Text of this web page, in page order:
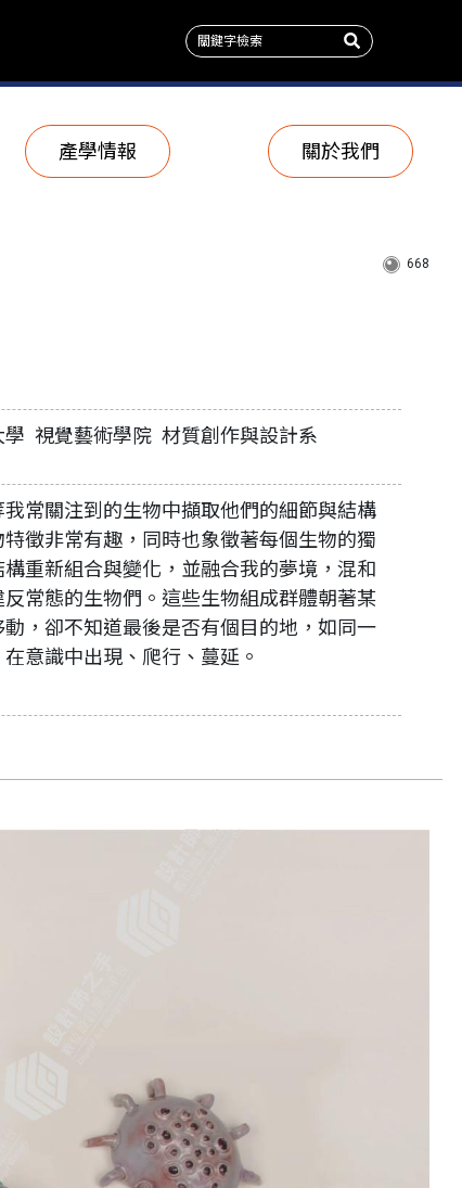
產學情報 關於我們
668
學 視覺藝術學院 材質創作與設計系
常關注到的生物中擷取他們的細節與結構
徵非常有趣，同時也象徵著每個生物的獨
重新組合與變化，並融合我的夢境，混和
常態的生物們。這些生物組成群體朝著某
，卻不知道最後是否有個目的地，如同一
意識中出現、爬行、蔓延。